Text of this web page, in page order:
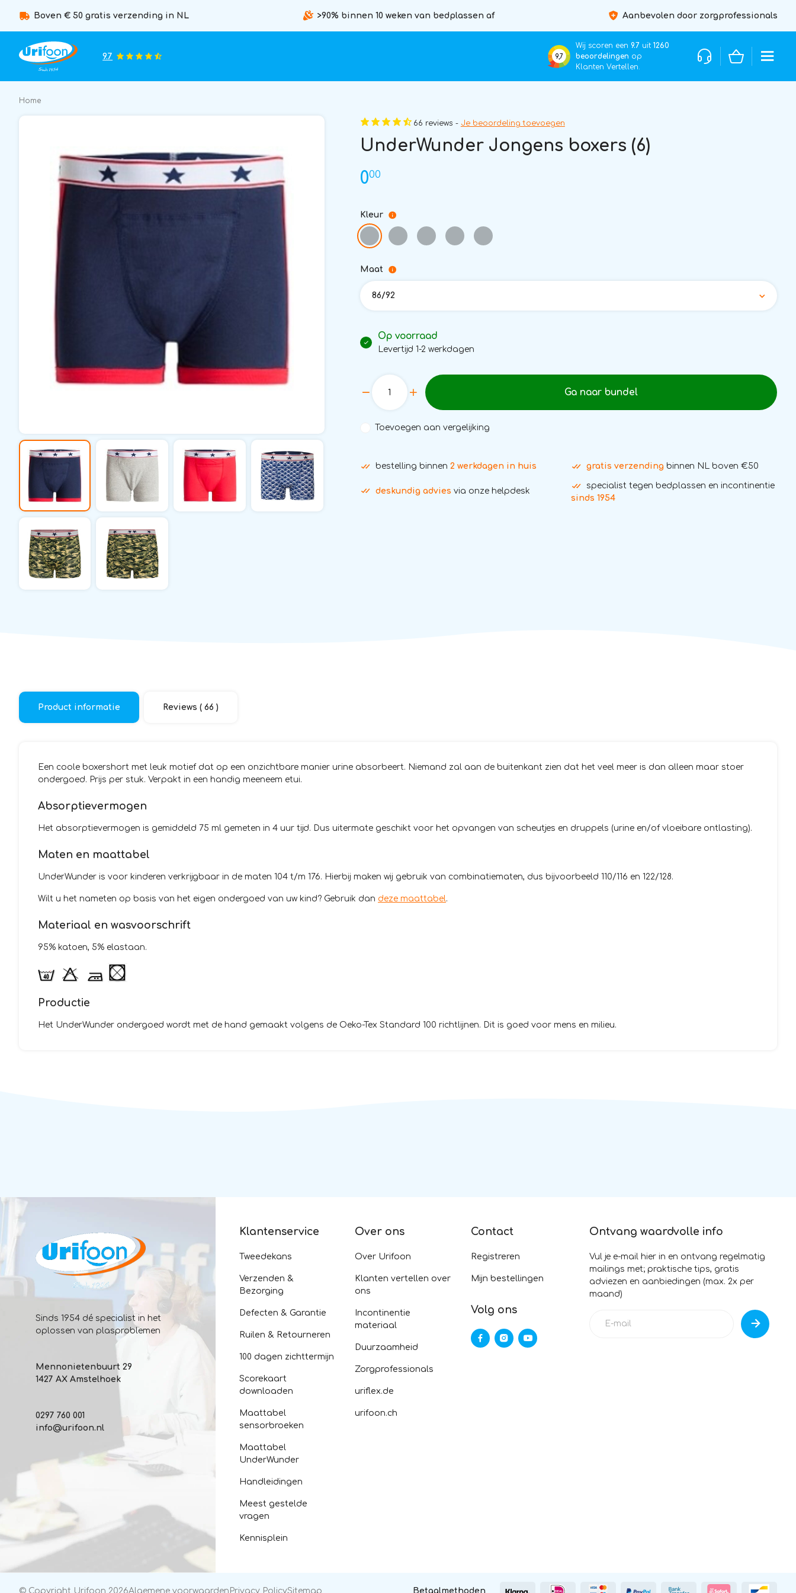
Boven € 50 gratis verzending in NL >90% binnen 10 weken van bedplassen af Aanbevolen door zorgprofessionals
9.7 9,7
Wij scoren een 9.7 uit 1260
beoordelingen op
Klanten Vertellen.
Home
66 reviews - Je beoordeling toevoegen
UnderWunder Jongens boxers (6)
000
Kleur
Maat
86/92
Op voorraad
Levertijd 1-2 werkdagen
Ga naar bundel
Toevoegen aan vergelijking
bestelling binnen 2 werkdagen in huis gratis verzendingbinnen NL boven €50
deskundig advies via onze helpdesk
specialist tegen bedplassen en incontinentie
sinds 1954
Product informatie Reviews ( 66 )
Een coole boxershort met leuk motief dat op een onzichtbare manier urine absorbeert. Niemand zal aan de buitenkant zien dat het veel meer is dan alleen maar stoer
ondergoed. Prijs per stuk. Verpakt in een handig meeneem etui.
Absorptievermogen
Het absorptievermogen is gemiddeld 75 ml gemeten in 4 uur tijd. Dus uitermate geschikt voor het opvangen van scheutjes en druppels (urine en/of vloeibare ontlasting).
Maten en maattabel
UnderWunder is voor kinderen verkrijgbaar in de maten 104 t/m 176. Hierbij maken wij gebruik van combinatiematen, dus bijvoorbeeld 110/116 en 122/128.
Wilt u het nameten op basis van het eigen ondergoed van uw kind? Gebruik dan deze maattabel.
Materiaal en wasvoorschrift
95% katoen, 5% elastaan.
Productie
Het UnderWunder ondergoed wordt met de hand gemaakt volgens de Oeko-Tex Standard 100 richtlijnen. Dit is goed voor mens en milieu.
Sinds 1954 dé specialist in het
oplossen van plasproblemen
Mennonietenbuurt 29
1427 AX Amstelhoek
0297 760 001
info@urifoon.nl
Klantenservice
Tweedekans
Verzenden &
Bezorging
Defecten & Garantie
Ruilen & Retourneren
100 dagen zichttermijn
Scorekaart
downloaden
Maattabel
sensorbroeken
Maattabel
UnderWunder
Handleidingen
Meest gestelde
vragen
Kennisplein
Over ons
Over Urifoon
Klanten vertellen over
ons
Incontinentie
materiaal
Duurzaamheid
Zorgprofessionals
uriflex.de
urifoon.ch
Contact
Registreren
Mijn bestellingen
Volg ons
Ontvang waardvolle info
Vul je e-mail hier in en ontvang regelmatig
mailings met; praktische tips, gratis
adviezen en aanbiedingen (max. 2x per
maand)
© Copyright Urifoon 2026Algemene voorwaarden Privacy PolicySitemap Betaalmethoden